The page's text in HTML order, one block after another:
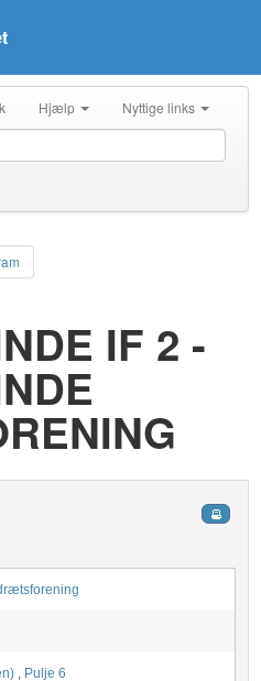
Hjælp Nyttige links
IF 2 -
, Pulje 6